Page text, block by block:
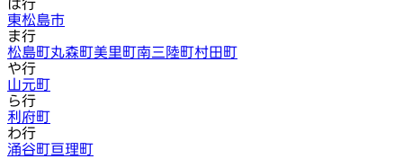
は行
東松島市
ま行
松島町丸森町美里町南三陸町村田町
や行
山元町
ら行
利府町
わ行
涌谷町亘理町